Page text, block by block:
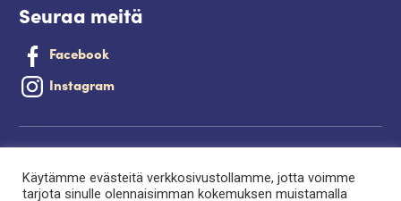
Seuraa meitä
Facebook
Instagram
Saavutettavuusseloste
Käytämme evästeitä verkkosivustollamme, jotta voimme
tarjota sinulle olennaisimman kokemuksen muistamalla